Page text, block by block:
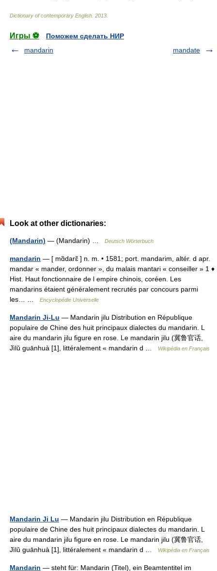
Dictionary of contemporary English 2013
Игры ⚽
Поможем сделать НИР
mandarin
mandate
Look at other dictionaries:
(Mandarin) — (Mandarin) … Deutsch Wörterbuch
mandarin — [ mɑ̃darɛ̃ ] n. m. • 1581; port. mandarim, altér. d apr.
mandar « mander, ordonner », du malais mantari « conseiller » 1 ♦
Hist. Haut fonctionnaire de l empire chinois, coréen. Les
mandarins étaient généralement recrutés par concours parmi
les… …
Encyclopédie Universelle
Mandarin Ji-Lu — Mandarin jilu Distribution en République
populaire de Chine des huit principaux dialectes du mandarin. L
aire du mandarin jilu figure en rose. Le mandarin jilu (冀鲁官话,
Jìlǔ guānhuà [1], littéralement « mandarin d …
Wikipédia en Français
Mandarin Ji Lu — Mandarin jilu Distribution en République
populaire de Chine des huit principaux dialectes du mandarin. L
aire du mandarin jilu figure en rose. Le mandarin jilu (冀鲁官话,
Jìlǔ guānhuà [1], littéralement « mandarin d …
Wikipédia en Français
Mandarin — steht für: Mandarin (Titel), ein Beamtentitel im